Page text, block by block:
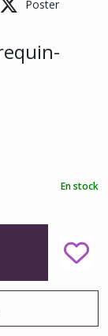
Poster
En stock